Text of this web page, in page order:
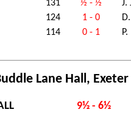
131 ½ - ½
J.
124 1 - 0
114 0 - 1
Lane Hall,
9½ - 6½